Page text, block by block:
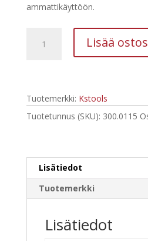
ammattikäyttöön.
Rullamitta
mm
300.0115
Lisää
Tuotemerkki: Kstools
Tuotetunnus (SKU): 300.0115
Lisätiedot
Tuotemerkki
Lisätiedot